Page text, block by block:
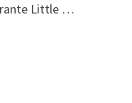
Little …